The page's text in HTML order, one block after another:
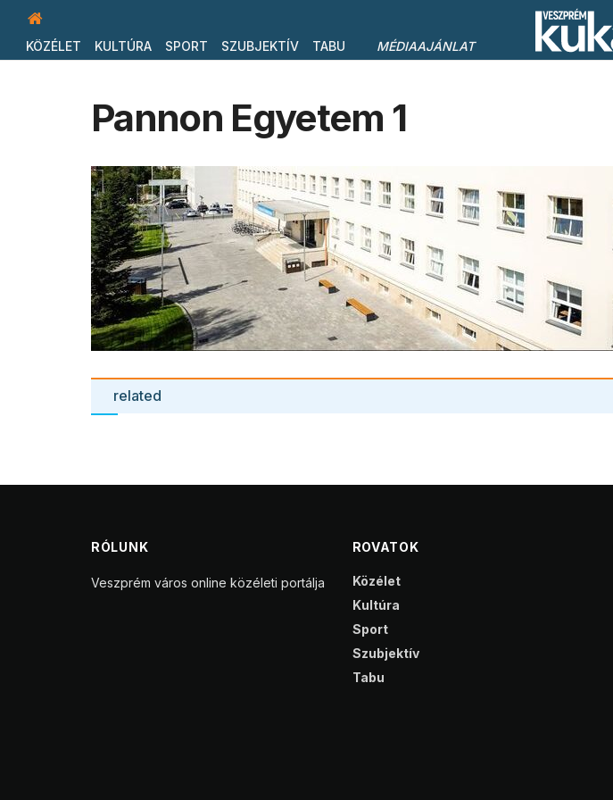
KÖZÉLET KULTÚRA SPORT SZUBJEKTÍV TABU MÉDIAAJÁNLAT
Pannon Egyetem 1
related
RÓLUNK
Veszprém város online közéleti portálja
ROVATOK
Közélet
Kultúra
Sport
Szubjektív
Tabu